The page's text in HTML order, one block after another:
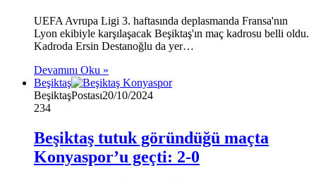
UEFA Avrupa Ligi 3. haftasında deplasmanda Fransa'nın
Lyon ekibiyle karşılaşacak Beşiktaş'ın maç kadrosu belli oldu.
Kadroda Ersin Destanoğlu da yer…
Devamını Oku »
Beşiktaş
BeşiktaşPostası20/10/2024
234
Beşiktaş tutuk göründüğü maçta
Konyaspor’u geçti: 2-0